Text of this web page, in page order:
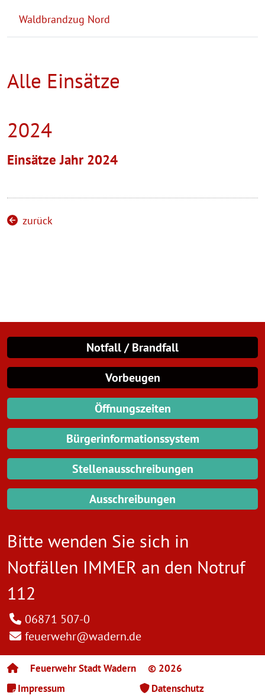
Waldbrandzug Nord
Alle Einsätze
2024
Einsätze Jahr 2024
zurück
Notfall / Brandfall
Vorbeugen
Öffnungszeiten
Bürgerinformationssystem
Stellenausschreibungen
Ausschreibungen
Bitte wenden Sie sich in
Notfällen IMMER an den Notruf
112
06871 507-0
feuerwehr@wadern.de
Feuerwehr Stadt Wadern
© 2026
Impressum
Datenschutz